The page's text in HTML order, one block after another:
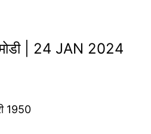
| 24 JAN 2024
1950